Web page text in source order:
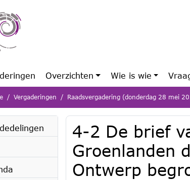
Overzichten Wie is wie
Vergaderingen Raadsvergadering (donderdag 28 mei
4-2 De brief
Groenlanden
Ontwerp